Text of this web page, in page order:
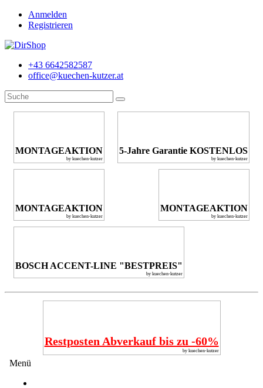
Anmelden
Registrieren
+43 6642582587
office@kuechen-kutzer.at
MONTAGEAKTION
by kuechen-kutzer
5-Jahre Garantie KOSTENLOS
by kuechen-kutzer
MONTAGEAKTION
by kuechen-kutzer
MONTAGEAKTION
by kuechen-kutzer
BOSCH ACCENT-LINE "BESTPREIS"
by kuechen-kutzer
Restposten Abverkauf bis zu -60%
by kuechen-kutzer
Menü